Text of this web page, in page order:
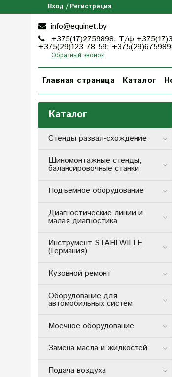
Вход / Регистрация
info@equinet.by
+375(17)2759898; Т/ф
+375(29)123-78-59;
Обратный звонок
Главная страница Каталог
Каталог
Стенды развал-схождение
Шиномонтажные стенды,
балансировочные станки
Подъемное оборудование
Диагностические линии и
малая диагностика
Инструмент STAHLWILLE
(Германия)
Кузовной ремонт
Оборудование для
автомобильных систем
Моечное оборудование
Замена масла и жидкостей
Подача воздуха